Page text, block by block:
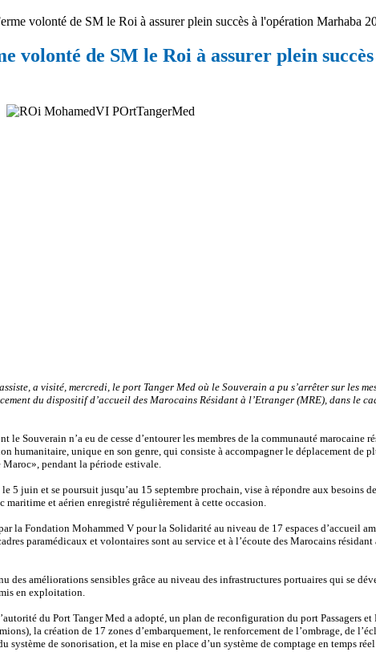
volonté de SM le Roi à assurer plein succès à l'opération Marhaba
volonté de SM le Roi à assurer plein
a visité, mercredi, le port Tanger Med où le Souverain a pu s’arrêter sur les
du dispositif d’accueil des Marocains Résidant à l’Etranger (MRE), dans le
Souverain n’a eu de cesse d’entourer les membres de la communauté marocaine
humanitaire, unique en son genre, qui consiste à accompagner le déplacement de
pendant la période estivale.
5 juin et se poursuit jusqu’au 15 septembre prochain, vise à répondre aux besoins
et aérien enregistré régulièrement à cette occasion.
la Fondation Mohammed V pour la Solidarité au niveau de 17 espaces d’accueil
paramédicaux et volontaires sont au service et à l’écoute des Marocains
des améliorations sensibles grâce au niveau des infrastructures portuaires qui se
en exploitation.
du Port Tanger Med a adopté, un plan de reconfiguration du port Passagers
la création de 17 zones d’embarquement, le renforcement de l’ombrage, de
système de sonorisation, et la mise en place d’un système de comptage en temps